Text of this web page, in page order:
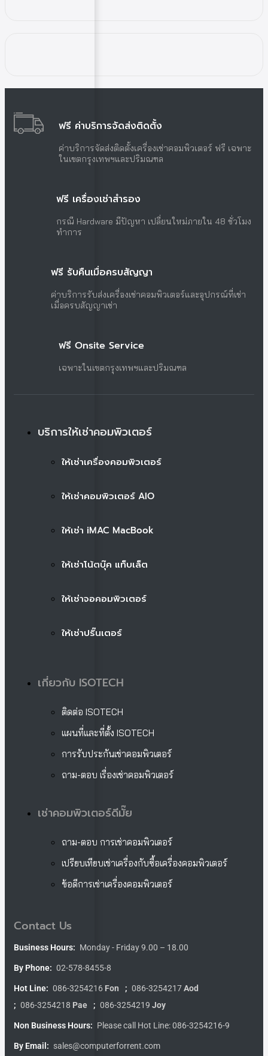
ฟรี ค่าบริการจัดส่งติดตั้ง
ค่าบริการจัดส่งติดตั้งเครื่องเช่าคอมพิวเตอร์ ฟรี เฉพาะ
ในเขตกรุงเทพฯและปริมณฑล
ฟรี เครื่องเช่าสำรอง
กรณี Hardware มีปัญหา เปลี่ยนใหม่ภายใน 48 ชั่วโมง
ทำการ
ฟรี รับคืนเมื่อครบสัญญา
ค่าบริการรับส่งเครื่องเช่าคอมพิวเตอร์และอุปกรณ์ที่เช่า
เมื่อครบสัญญาเช่า
ฟรี Onsite Service
เฉพาะในเขตกรุงเทพฯและปริมณฑล
บริการให้เช่าคอมพิวเตอร์
ให้เช่าเครื่องคอมพิวเตอร์
ให้เช่าคอมพิวเตอร์ AIO
ให้เช่า iMAC MacBook
ให้เช่าโน้ตบุ๊ค แท็บเล็ต
ให้เช่าจอคอมพิวเตอร์
ให้เช่าปริ๊นเตอร์
เกี่ยวกับ ISOTECH
ติดต่อ ISOTECH
แผนที่และที่ตั้ง ISOTECH
การรับประกันเช่าคอมพิวเตอร์
ถาม-ตอบ เรื่องเช่าคอมพิวเตอร์
เช่าคอมพิวเตอร์ดีมั๊ย
ถาม-ตอบ การเช่าคอมพิวเตอร์
เปรียบเทียบเช่าเครื่องกับซื้อเครื่องคอมพิวเตอร์
ข้อดีการเช่าเครื่องคอมพิวเตอร์
Contact Us
Business Hours: Monday - Friday 9.00 – 18.00
By Phone: 02-578-8455-8
Hot Line: 086-3254216 Fon ; 086-3254217Aod
; 086-3254218 Pae ; 086-3254219 Joy
Non Business Hours: Please call Hot Line: 086-3254216-9
By Email: sales@computerforrent.com